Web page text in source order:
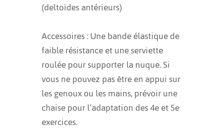
(deltoïdes antérieurs)
Accessoires : Une bande élastique de
faible résistance et une serviette
roulée pour supporter la nuque. Si
vous ne pouvez pas être en appui sur
les genoux ou les mains, prévoir une
chaise pour l’adaptation des 4e et 5e
exercices.